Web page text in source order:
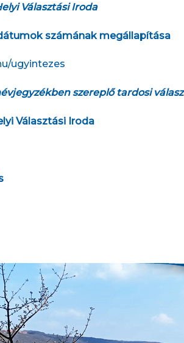
Választási Iroda
számának megállapítása
ugyintezes
szereplő tardosi
Választási Iroda